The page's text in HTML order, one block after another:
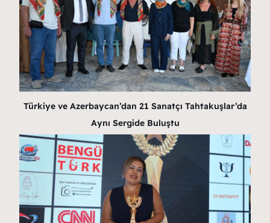
Türkiye ve Azerbaycan’dan 21 Sanatçı Tahtakuşlar’da
Aynı Sergide Buluştu